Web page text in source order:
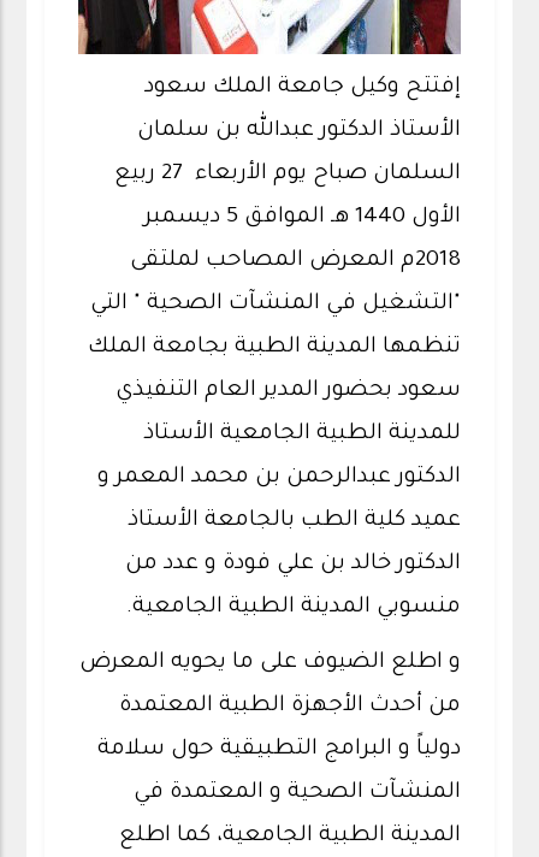
إفتتح وكيل جامعة الملك سعود
الأستاذ الدكتور عبدالله بن سلمان
السلمان صباح يوم الأربعاء 27 ربيع
الأول 1440 هـ الموافق 5 ديسمبر
2018م المعرض المصاحب لملتقى
"التشغيل في المنشآت الصحية " التي
تنظمها المدينة الطبية بجامعة الملك
سعود بحضور المدير العام التنفيذي
للمدينة الطبية الجامعية الأستاذ
الدكتور عبدالرحمن بن محمد المعمر و
عميد كلية الطب بالجامعة الأستاذ
الدكتور خالد بن علي فودة و عدد من
منسوبي المدينة الطبية الجامعية.
و اطلع الضيوف على ما يحويه المعرض
من أحدث الأجهزة الطبية المعتمدة
دولياً و البرامج التطبيقية حول سلامة
المنشآت الصحية و المعتمدة في
المدينة الطبية الجامعية، كما اطلع